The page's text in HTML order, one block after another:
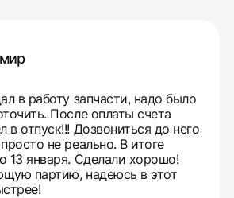
в работу запчасти, надо было
После оплаты счета
отпуск!!! Дозвониться до него
не реально. В итоге
13 января. Сделали хорошо!
партию, надеюсь в этот